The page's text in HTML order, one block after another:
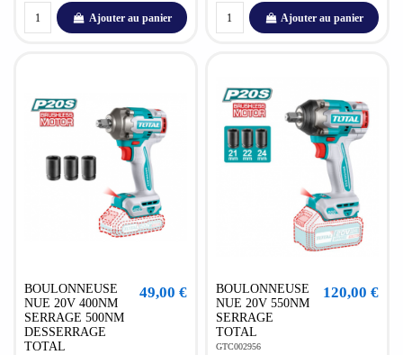
Ajouter au panier Ajouter au panier
BOULONNEUSE
NUE 20V 400NM
SERRAGE 500NM
DESSERRAGE
TOTAL
49,00 €
BOULONNEUSE
NUE 20V 550NM
SERRAGE
TOTAL
GTC002956
120,00 €